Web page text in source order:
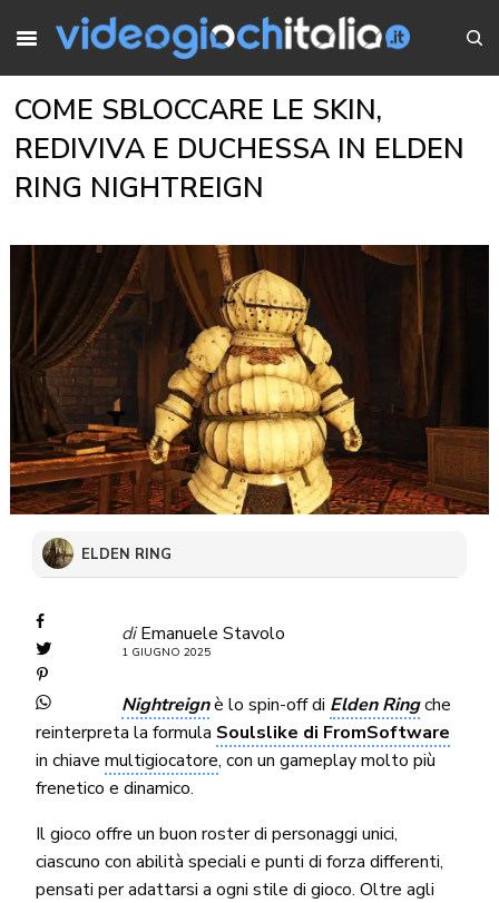
COME SBLOCCARE LE SKIN,
REDIVIVA E DUCHESSA IN ELDEN
RING NIGHTREIGN
ELDEN RING
di Emanuele Stavolo
1 GIUGNO 2025
Nightreignè lo spin-off di Elden Ringche
reinterpreta la formula Soulslike di FromSoftware
in chiave multigiocatore, con un gameplay molto più
frenetico e dinamico.
Il gioco offre un buon roster di personaggi unici,
ciascuno con abilità speciali e punti di forza differenti,
pensati per adattarsi a ogni stile di gioco. Oltre agli